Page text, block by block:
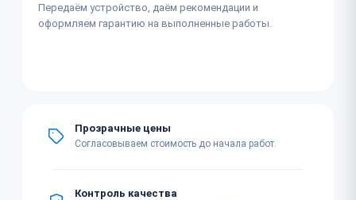
Передаём устройство, даём рекомендации и
оформляем гарантию на выполненные работы.
Прозрачные цены
Согласовываем стоимость до начала работ.
Контроль качества